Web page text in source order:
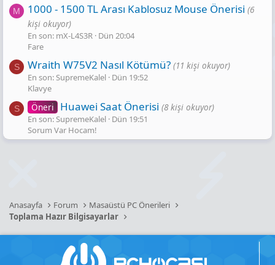
M 1000 - 1500 TL Arası Kablosuz Mouse Önerisi (6
kişi okuyor)
En son: mX-L4S3R Dün 20:04
Fare
S Wraith W75V2 Nasıl Kötümü? (11 kişi okuyor)
En son: SupremeKalel Dün 19:52
Klavye
S Öneri Huawei Saat Önerisi (8 kişi okuyor)
En son: SupremeKalel Dün 19:51
Sorum Var Hocam!
Anasayfa Forum
Masaüstü PC Önerileri
Toplama Hazır Bilgisayarlar